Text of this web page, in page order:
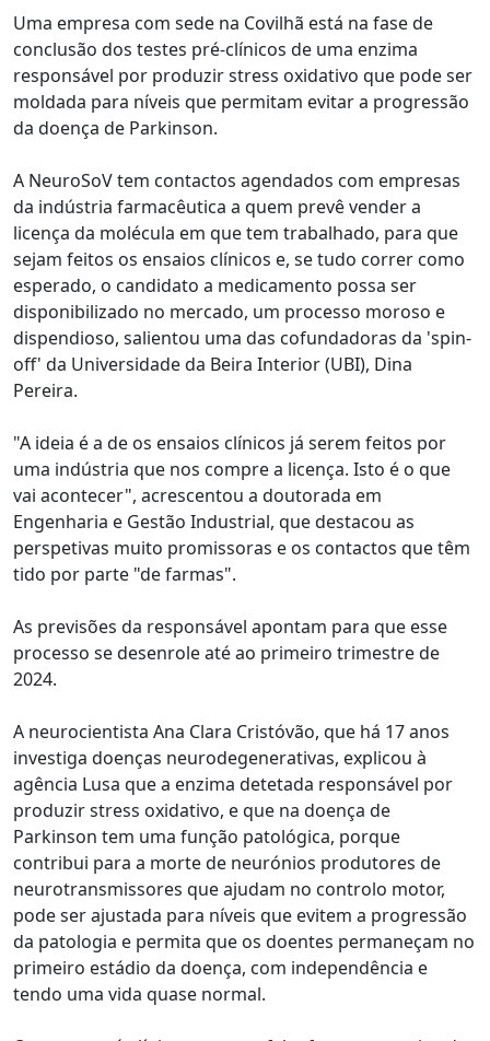
Uma empresa com sede na Covilhã está na fase de
conclusão dos testes pré-clínicos de uma enzima
responsável por produzir stress oxidativo que pode ser
moldada para níveis que permitam evitar a progressão
da doença de Parkinson.
A NeuroSoV tem contactos agendados com empresas
da indústria farmacêutica a quem prevê vender a
licença da molécula em que tem trabalhado, para que
sejam feitos os ensaios clínicos e, se tudo correr como
esperado, o candidato a medicamento possa ser
disponibilizado no mercado, um processo moroso e
dispendioso, salientou uma das cofundadoras da 'spin-
off' da Universidade da Beira Interior (UBI), Dina
Pereira.
"A ideia é a de os ensaios clínicos já serem feitos por
uma indústria que nos compre a licença. Isto é o que
vai acontecer", acrescentou a doutorada em
Engenharia e Gestão Industrial, que destacou as
perspetivas muito promissoras e os contactos que têm
tido por parte "de farmas".
As previsões da responsável apontam para que esse
processo se desenrole até ao primeiro trimestre de
2024.
A neurocientista Ana Clara Cristóvão, que há 17 anos
investiga doenças neurodegenerativas, explicou à
agência Lusa que a enzima detetada responsável por
produzir stress oxidativo, e que na doença de
Parkinson tem uma função patológica, porque
contribui para a morte de neurónios produtores de
neurotransmissores que ajudam no controlo motor,
pode ser ajustada para níveis que evitem a progressão
da patologia e permita que os doentes permaneçam no
primeiro estádio da doença, com independência e
tendo uma vida quase normal.